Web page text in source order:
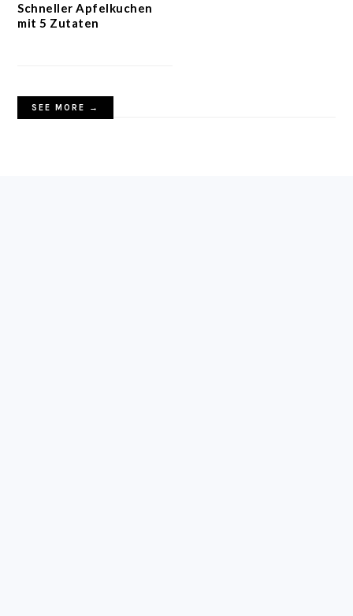
Schneller Apfelkuchen
mit 5 Zutaten
SEE MORE →